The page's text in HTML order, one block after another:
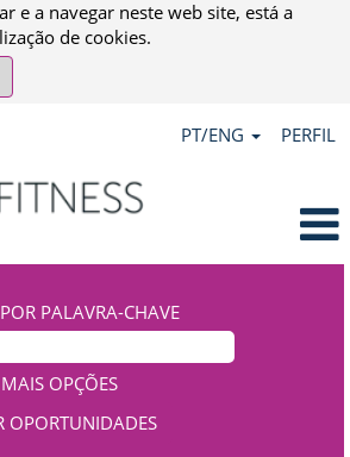
e a navegar neste web site, está a
de cookies.
PT/ENG PERFIL
PALAVRA-CHAVE
OPÇÕES